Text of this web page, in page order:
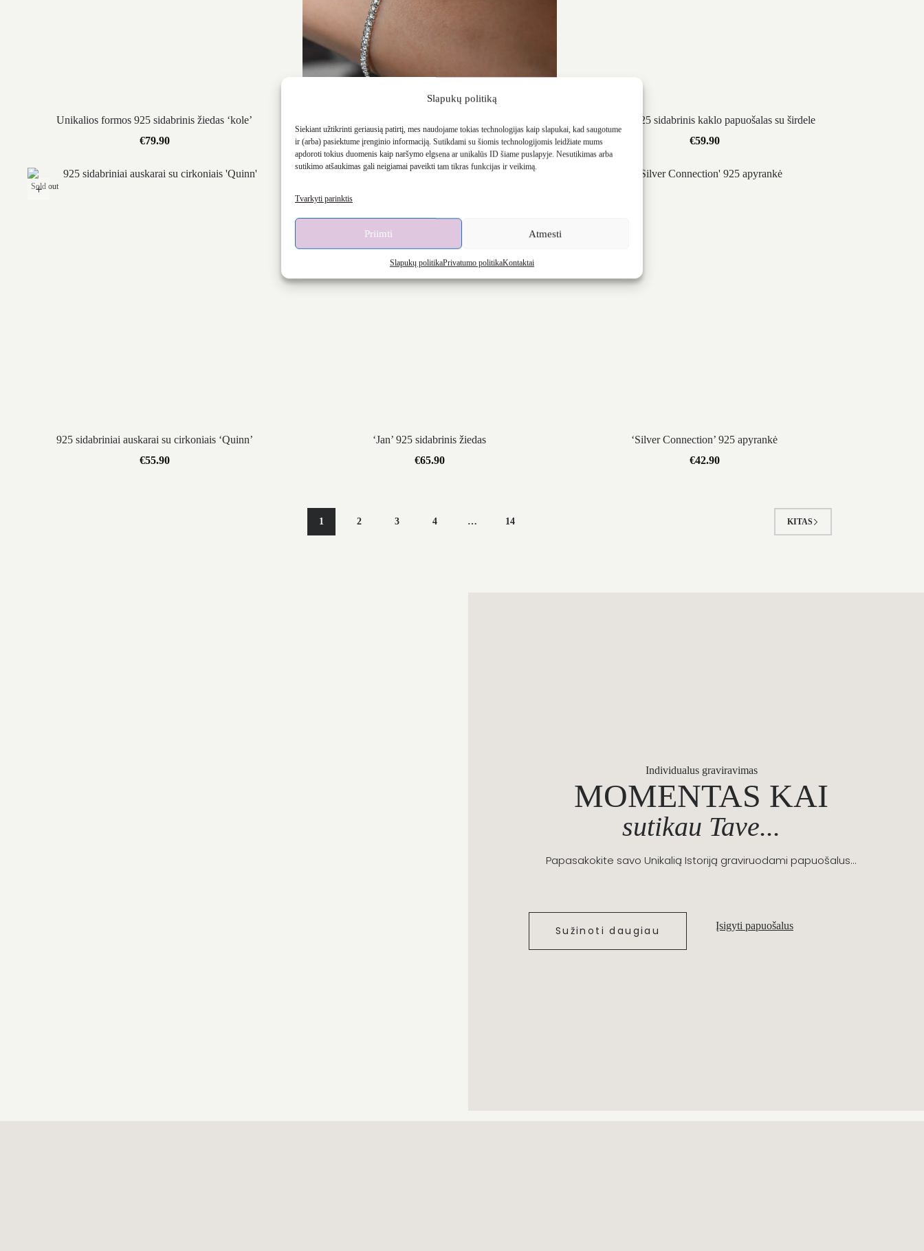
Slapukų politiką
Siekiant užtikrinti geriausią patirtį, mes naudojame tokias technologijas kaip slapukai, kad saugotume
ir (arba) pasiektume įrenginio informaciją. Sutikdami su šiomis technologijomis leidžiate mums
apdoroti tokius duomenis kaip naršymo elgsena ar unikalūs ID šiame puslapyje. Nesutikimas arba
sutikimo atšaukimas gali neigiamai paveikti tam tikras funkcijas ir veikimą.
Tvarkyti parinktis
Priimti Atmesti
Slapukų politikaPrivatumo politikaKontaktai
Unikalios formos 925 sidabrinis žiedas ‘kole’
€79.90
€75.90
‘Vittoria’ 925 sidabrinis kaklo papuošalas su širdele
€59.90
Sold out
925 sidabriniai auskarai su cirkoniais ‘Quinn’
€55.90
‘Jan’ 925 sidabrinis žiedas
€65.90
‘Silver Connection’ 925 apyrankė
€42.90
1 2 3 4 … 14 KITAS
Individualus graviravimas
MOMENTAS KAI
sutikau Tave...
Papasakokite savo Unikalią Istoriją graviruodami papuošalus...
Sužinoti daugiau Įsigyti papuošalus